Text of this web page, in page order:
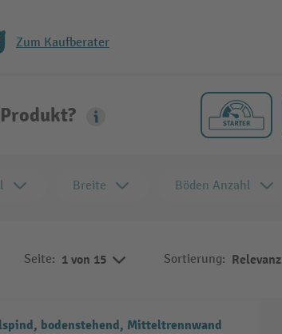
Zum Kaufberater
Breite Böden Anzahl
Seite: 1 von 15 Sortierung: Relevanz
bodenstehend, Mitteltrennwand